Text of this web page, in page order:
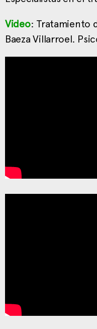
Video: Tratamiento
Baeza Villarroel.